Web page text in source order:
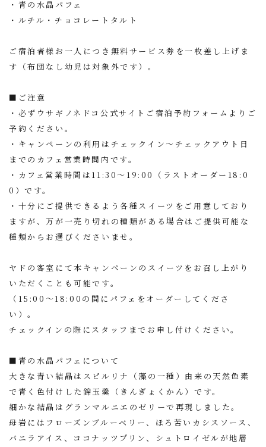
・青の水晶パフェ
・ルチル・チョコレートタルト
ご宿泊者様お一人につき無料サービス券を一枚差し上げま
す（布団なし幼児は対象外です）。
■ご注意
・必ずウサギノネドコ公式サイトご宿泊予約フォームよりご
予約ください。
・キャンペーンの利用はチェックイン〜チェックアウト日
までのカフェ営業時間内です。
・カフェ営業時間は11:30～19:00（ラストオーダー18:0
0）です。
・十分にご提供できるよう各種スイーツをご用意しており
ますが、万が一売り切れの種類がある場合はご提供可能な
種類からお選びくださいませ。
ヤドの客室にて本キャンペーンのスイーツをお召し上がり
いただくことも可能です。
（15:00〜18:00の間にパフェをオーダーしてくださ
い）。
チェックインの際にスタッフまでお申し付けください。
■青の水晶パフェについて
大きな青い結晶はスピルリナ（藻の一種）由来の天然色素
で青く色付けした錦玉羹（きんぎょくかん）です。
細かな結晶はグランマルニエのゼリーで再現しました。
母岩にはフローズンブルーベリー、ほろ苦いカシスソース、
バニラアイス、ココナッツプリン、シュトロイゼルが地層